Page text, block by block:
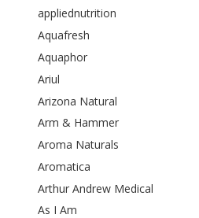
appliednutrition
Aquafresh
Aquaphor
Ariul
Arizona Natural
Arm & Hammer
Aroma Naturals
Aromatica
Arthur Andrew Medical
As I Am